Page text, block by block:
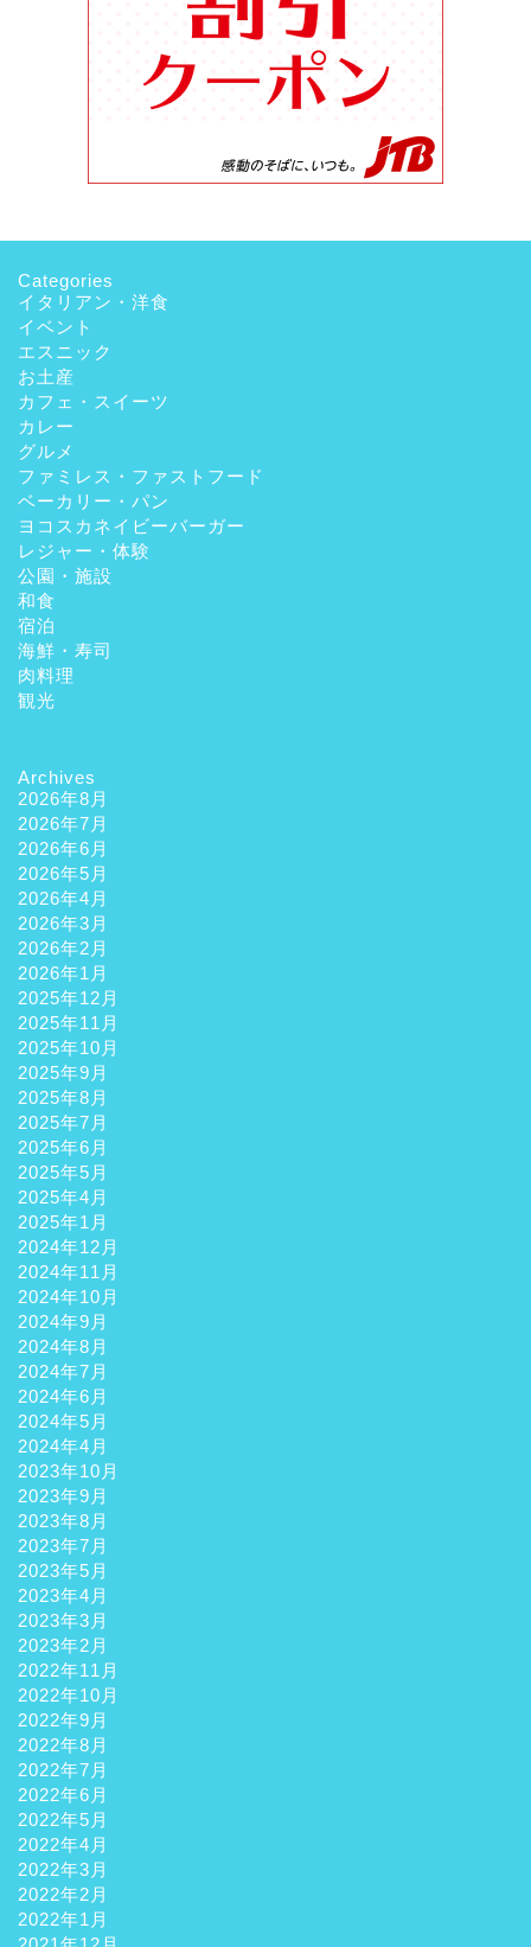
Categories
イタリアン・洋食
イベント
エスニック
お土産
カフェ・スイーツ
カレー
グルメ
ファミレス・ファストフード
ベーカリー・パン
ヨコスカネイビーバーガー
レジャー・体験
公園・施設
和食
宿泊
海鮮・寿司
肉料理
観光
Archives
2026年8月
2026年7月
2026年6月
2026年5月
2026年4月
2026年3月
2026年2月
2026年1月
2025年12月
2025年11月
2025年10月
2025年9月
2025年8月
2025年7月
2025年6月
2025年5月
2025年4月
2025年1月
2024年12月
2024年11月
2024年10月
2024年9月
2024年8月
2024年7月
2024年6月
2024年5月
2024年4月
2023年10月
2023年9月
2023年8月
2023年7月
2023年5月
2023年4月
2023年3月
2023年2月
2022年11月
2022年10月
2022年9月
2022年8月
2022年7月
2022年6月
2022年5月
2022年4月
2022年3月
2022年2月
2022年1月